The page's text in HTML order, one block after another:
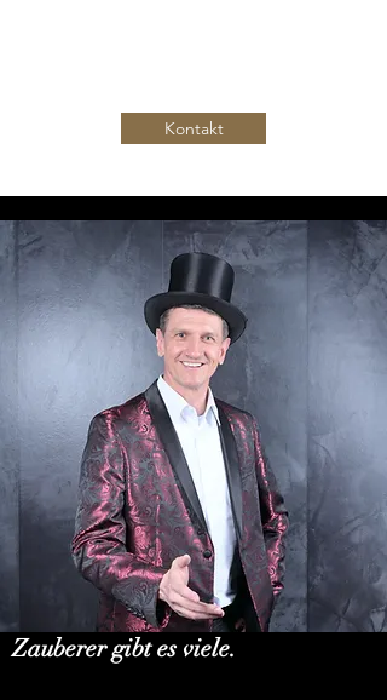
Kontakt
Zauberer gibt es viele.